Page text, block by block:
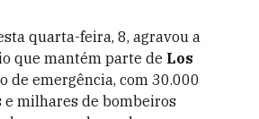
quarta-feira, 8, agravou a
que mantém parte de Los
de emergência, com 30.000
e milhares de bombeiros